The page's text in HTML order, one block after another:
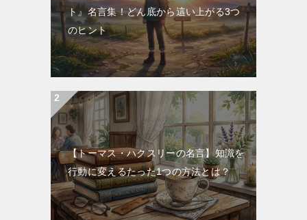
ト』名言集！どん底から這い上がる3つ
のヒント
【トーマス・ハクスリーの名言】知識を
行動に変えるたった1つの方法とは？